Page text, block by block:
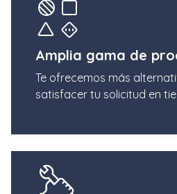
Amplia gama de
Te ofrecemos más
satisfacer tu solicitud en